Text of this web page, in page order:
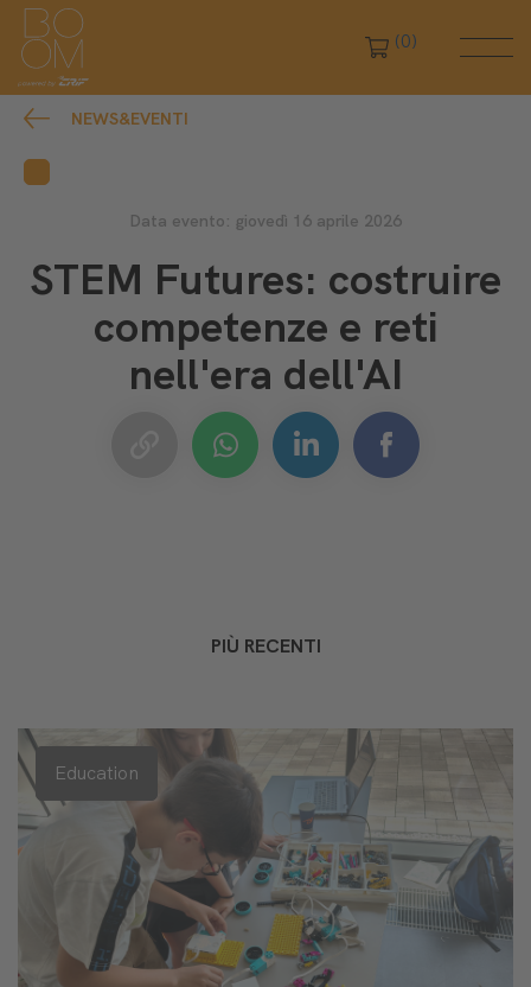
(0)
NEWS&EVENTI
Data evento: giovedì 16 aprile 2026
STEM Futures: costruire
competenze e reti
nell'era dell'AI
PIÙ RECENTI
Education